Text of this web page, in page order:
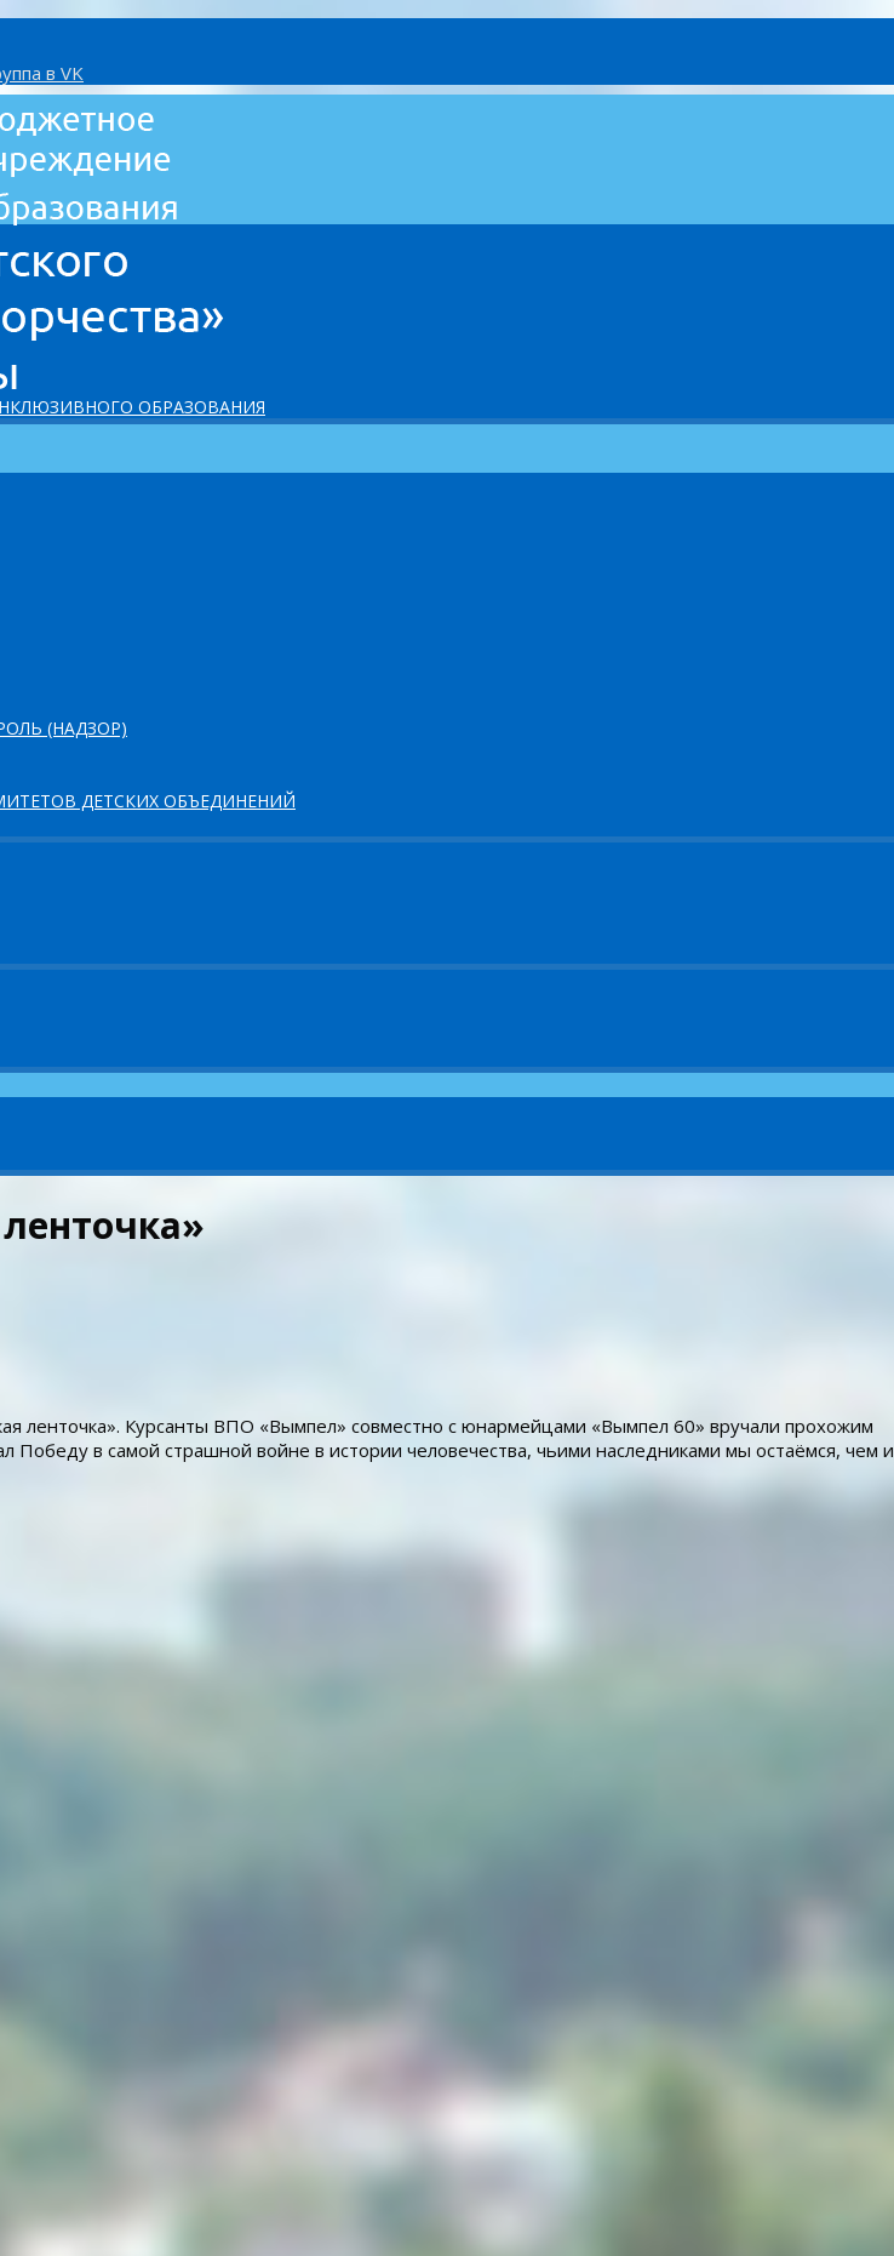
в VK
ОБРАЗОВАНИЯ
(НАДЗОР)
ДЕТСКИХ ОБЪЕДИНЕНИЙ
ленточка». Курсанты ВПО «Вымпел» совместно с юнармейцами «Вымпел 60» вручали прохожим
в самой страшной войне в истории человечества, чьими наследниками мы остаёмся, чем и